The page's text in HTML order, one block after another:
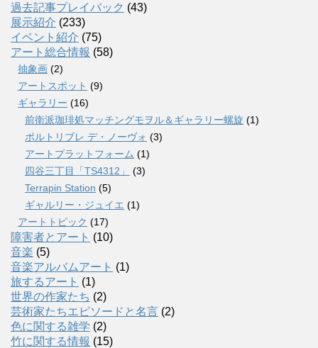
過去記事プレイバック (43)
展示紹介 (233)
イベント紹介 (75)
アート総合情報 (58)
抽象画 (2)
アートスポット (9)
ギャラリー (16)
前衛派珈琲処マッチングモヲル＆ギャラリー螺旋 (1)
ポルトリブレ デ・ノーヴォ (3)
アートプラットフォーム (1)
四谷三丁目「TS4312」
(3)
Terrapin Station (5)
ギャルリー・ジュイエ (1)
アートトピック (17)
障害者とアート (10)
音楽 (5)
音楽アルバムアート (1)
旅するアート (1)
世界の作家たち (2)
芸術家たちエピソードと名言 (2)
色に関する雑学 (2)
竹に関する情報 (15)